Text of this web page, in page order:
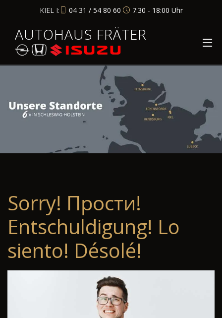
KIEL I: 04 31 / 54 80 60 7:30 - 18:00 Uhr
AUTOHAUS FRÄTER
Sorry! Прости!
Entschuldigung! Lo
siento! Désolé!